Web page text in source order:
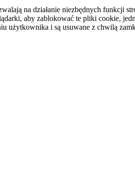
na działanie niezbędnych funkcji
aby zablokować te pliki cookie,
użytkownika i są usuwane z chwilą